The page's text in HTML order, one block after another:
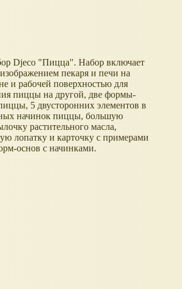
Djeco "Пицца". Набор включает
пекаря и печи на
и рабочей поверхностью для
пиццы на другой, две формы-
5 двусторонних элементов в
начинок пиццы, большую
растительного масла,
лопатку и карточку с примерами
основ с начинками.